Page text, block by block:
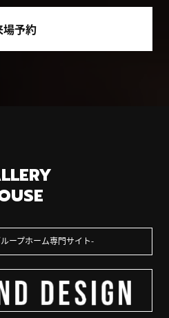
場予約
ープホーム専門サイト